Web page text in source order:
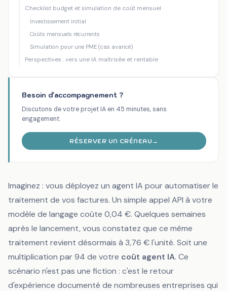
Imaginez : vous déployez un agent IA pour automatiser le
traitement de vos factures. Un simple appel API à votre
modèle de langage coûte 0,04 €. Quelques semaines
après le lancement, vous constatez que ce même
traitement revient désormais à 3,76 € l'unité. Soit une
multiplication par 94 de votre coût agent IA. Ce
scénario n'est pas une fiction : c'est le retour
d'expérience documenté de nombreuses entreprises qui
Checklist budget et simulation de coût mensuel
Investissement initial
Coûts mensuels récurrents
Simulation pour une PME (cas avancé)
Perspectives : vers une IA maîtrisée et rentable
Besoin d'accompagnement ?
Discutons de votre projet IA en 45 minutes, sans
engagement.
RÉSERVER UN CRÉNEAU →